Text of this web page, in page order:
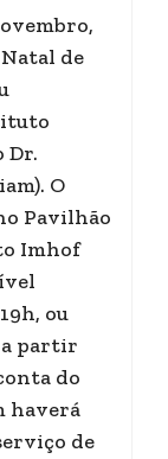
de
Dr.
O
Pavilhão
Imhof
ou
a partir
do
haverá
de